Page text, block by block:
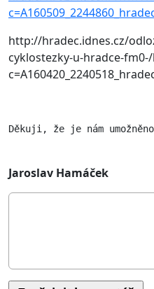
http://hradec.idnes.cz/
cyklostezky-u-hradce-
Děkuji, že je nám
Jaroslav Hamáček